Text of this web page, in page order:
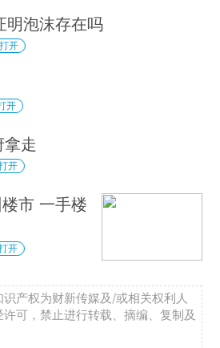
明泡沫存在吗
开
开
拿走
开
市 一手楼
开
产权为财新传媒及/或相关权利人
可，禁止进行转载、摘编、复制及